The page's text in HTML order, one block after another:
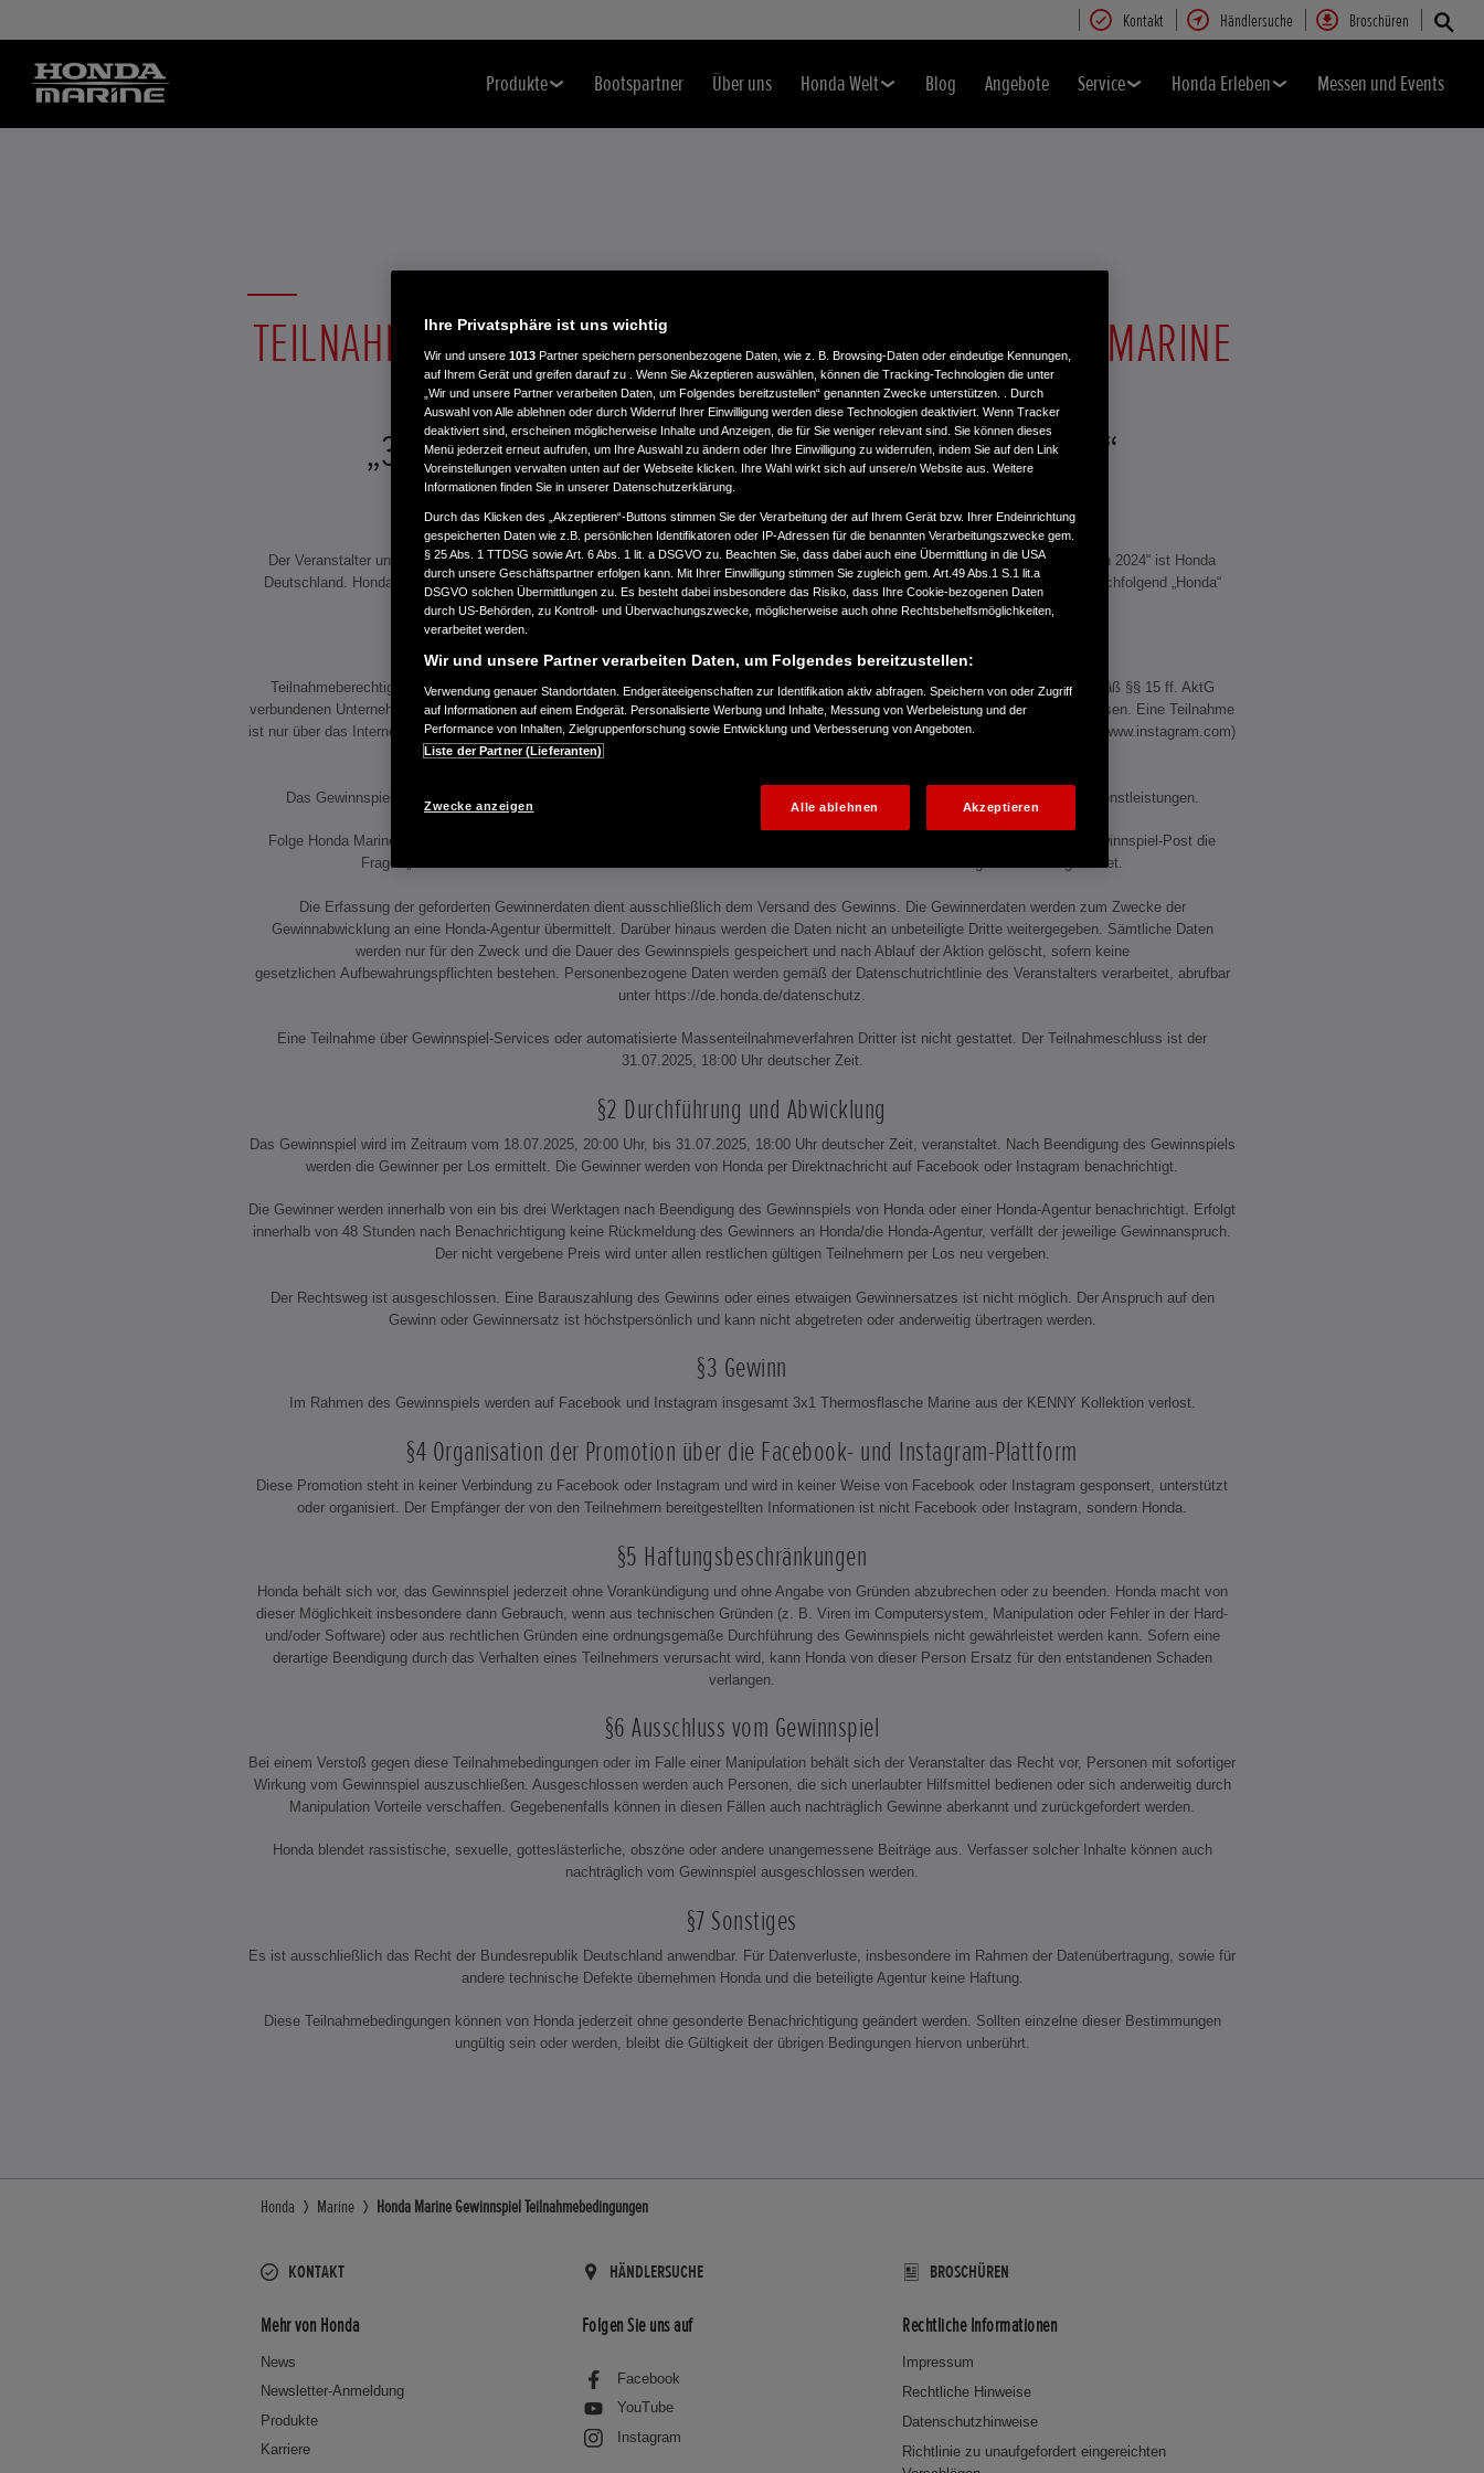
Kontakt Händlersuche Broschüren
Produkte Bootspartner Über uns Honda Welt Blog Angebote Service Honda Erleben Messen und Events
TEILNAHMEBEDINGUNGEN GEWINNSPIEL VON HONDA MARINE
„3x1 Thermosflasche Marine aus der KENNY Kollektion 2024“
Der Veranstalter und Verantwortliche für die Durchführung des Gewinnspiels „3x1 Thermosflasche Marine aus der KENNY Kollektion 2024“ ist Honda
Deutschland. Honda Deutschland (Niederlassung der Honda Motor Europe Ltd.), Hanauer Landstr. 222-224, 60314 Frankfurt, wird nachfolgend „Honda“
genannt. Die Teilnahme und Durchführung richten sich nach den folgenden Bestimmungen:
§1 Teilnahme
Teilnahmeberechtigt sind volljährige, natürliche Personen mit Wohnsitz in Deutschland. Mitarbeiter von Honda, von mit Honda gemäß §§ 15 ff. AktG
verbundenen Unternehmen sowie Mitarbeiter von Sandra Bartel Consulting und deren Angehörige sind von der Teilnahme ausgeschlossen. Eine Teilnahme
ist nur über das Internet möglich und setzt die Registrierung im sozialen Netzwerk „Facebook“ (www.facebook.com) oder „Instagram“ (www.instagram.com)
Das Gewinnspiel ist kostenlos, und die Teilnahme ist unabhängig vom Erwerb von Waren und/oder der Inanspruchnahme von Dienstleistungen.
Folge Honda Marine auf Facebook („Honda Deutschland Marine“) oder Instagram („hondamarinede“) und beantworte unter dem Gewinnspiel-Post die
Frage: „Wie heißt dein Boot?“ Mehrere Nachrichten desselben Teilnehmers werden als eine einzige Teilnahme gewertet.
Die Erfassung der geforderten Gewinnerdaten dient ausschließlich dem Versand des Gewinns. Die Gewinnerdaten werden zum Zwecke der
Gewinnabwicklung an eine Honda-Agentur übermittelt. Darüber hinaus werden die Daten nicht an unbeteiligte Dritte weitergegeben. Sämtliche Daten
werden nur für den Zweck und die Dauer des Gewinnspiels gespeichert und nach Ablauf der Aktion gelöscht, sofern keine
gesetzlichen Aufbewahrungspflichten bestehen. Personenbezogene Daten werden gemäß der Datenschutrichtlinie des Veranstalters verarbeitet, abrufbar
unter https://de.honda.de/datenschutz.
Eine Teilnahme über Gewinnspiel-Services oder automatisierte Massenteilnahmeverfahren Dritter ist nicht gestattet. Der Teilnahmeschluss ist der
31.07.2025, 18:00 Uhr deutscher Zeit.
§2 Durchführung und Abwicklung
Das Gewinnspiel wird im Zeitraum vom 18.07.2025, 20:00 Uhr, bis 31.07.2025, 18:00 Uhr deutscher Zeit, veranstaltet. Nach Beendigung des Gewinnspiels
werden die Gewinner per Los ermittelt. Die Gewinner werden von Honda per Direktnachricht auf Facebook oder Instagram benachrichtigt.
Die Gewinner werden innerhalb von ein bis drei Werktagen nach Beendigung des Gewinnspiels von Honda oder einer Honda-Agentur benachrichtigt. Erfolgt
innerhalb von 48 Stunden nach Benachrichtigung keine Rückmeldung des Gewinners an Honda/die Honda-Agentur, verfällt der jeweilige Gewinnanspruch.
Der nicht vergebene Preis wird unter allen restlichen gültigen Teilnehmern per Los neu vergeben.
Der Rechtsweg ist ausgeschlossen. Eine Barauszahlung des Gewinns oder eines etwaigen Gewinnersatzes ist nicht möglich. Der Anspruch auf den
Gewinn oder Gewinnersatz ist höchstpersönlich und kann nicht abgetreten oder anderweitig übertragen werden.
§3 Gewinn
Im Rahmen des Gewinnspiels werden auf Facebook und Instagram insgesamt 3x1 Thermosflasche Marine aus der KENNY Kollektion verlost.
§4 Organisation der Promotion über die Facebook- und Instagram-Plattform
Diese Promotion steht in keiner Verbindung zu Facebook oder Instagram und wird in keiner Weise von Facebook oder Instagram gesponsert, unterstützt
oder organisiert. Der Empfänger der von den Teilnehmern bereitgestellten Informationen ist nicht Facebook oder Instagram, sondern Honda.
§5 Haftungsbeschränkungen
Honda behält sich vor, das Gewinnspiel jederzeit ohne Vorankündigung und ohne Angabe von Gründen abzubrechen oder zu beenden. Honda macht von
dieser Möglichkeit insbesondere dann Gebrauch, wenn aus technischen Gründen (z. B. Viren im Computersystem, Manipulation oder Fehler in der Hard-
und/oder Software) oder aus rechtlichen Gründen eine ordnungsgemäße Durchführung des Gewinnspiels nicht gewährleistet werden kann. Sofern eine
derartige Beendigung durch das Verhalten eines Teilnehmers verursacht wird, kann Honda von dieser Person Ersatz für den entstandenen Schaden
verlangen.
§6 Ausschluss vom Gewinnspiel
Bei einem Verstoß gegen diese Teilnahmebedingungen oder im Falle einer Manipulation behält sich der Veranstalter das Recht vor, Personen mit sofortiger
Wirkung vom Gewinnspiel auszuschließen. Ausgeschlossen werden auch Personen, die sich unerlaubter Hilfsmittel bedienen oder sich anderweitig durch
Manipulation Vorteile verschaffen. Gegebenenfalls können in diesen Fällen auch nachträglich Gewinne aberkannt und zurückgefordert werden.
Honda blendet rassistische, sexuelle, gotteslästerliche, obszöne oder andere unangemessene Beiträge aus. Verfasser solcher Inhalte können auch
nachträglich vom Gewinnspiel ausgeschlossen werden.
§7 Sonstiges
Es ist ausschließlich das Recht der Bundesrepublik Deutschland anwendbar. Für Datenverluste, insbesondere im Rahmen der Datenübertragung, sowie für
andere technische Defekte übernehmen Honda und die beteiligte Agentur keine Haftung.
Diese Teilnahmebedingungen können von Honda jederzeit ohne gesonderte Benachrichtigung geändert werden. Sollten einzelne dieser Bestimmungen
ungültig sein oder werden, bleibt die Gültigkeit der übrigen Bedingungen hiervon unberührt.
Honda Marine Honda Marine Gewinnspiel Teilnahmebedingungen
KONTAKT HÄNDLERSUCHE BROSCHÜREN
Mehr von Honda
News
Newsletter-Anmeldung
Produkte
Karriere
Folgen Sie uns auf
Facebook
YouTube
Instagram
Rechtliche Informationen
Impressum
Rechtliche Hinweise
Datenschutzhinweise
Richtlinie zu unaufgefordert eingereichten
Ihre Privatsphäre ist uns wichtig
Wir und unsere 1013 Partner speichern personenbezogene Daten, wie z. B. Browsing-Daten oder eindeutige Kennungen,
auf Ihrem Gerät und greifen darauf zu . Wenn Sie Akzeptieren auswählen, können die Tracking-Technologien die unter
„Wir und unsere Partner verarbeiten Daten, um Folgendes bereitzustellen“ genannten Zwecke unterstützen. . Durch
Auswahl von Alle ablehnen oder durch Widerruf Ihrer Einwilligung werden diese Technologien deaktiviert. Wenn Tracker
deaktiviert sind, erscheinen möglicherweise Inhalte und Anzeigen, die für Sie weniger relevant sind. Sie können dieses
Menü jederzeit erneut aufrufen, um Ihre Auswahl zu ändern oder Ihre Einwilligung zu widerrufen, indem Sie auf den Link
Voreinstellungen verwalten unten auf der Webseite klicken. Ihre Wahl wirkt sich auf unsere/n Website aus. Weitere
Informationen finden Sie in unserer Datenschutzerklärung.
Durch das Klicken des „Akzeptieren“-Buttons stimmen Sie der Verarbeitung der auf Ihrem Gerät bzw. Ihrer Endeinrichtung
gespeicherten Daten wie z.B. persönlichen Identifikatoren oder IP-Adressen für die benannten Verarbeitungszwecke gem.
§ 25 Abs. 1 TTDSG sowie Art. 6 Abs. 1 lit. a DSGVO zu. Beachten Sie, dass dabei auch eine Übermittlung in die USA
durch unsere Geschäftspartner erfolgen kann. Mit Ihrer Einwilligung stimmen Sie zugleich gem. Art.49 Abs.1 S.1 lit.a
DSGVO solchen Übermittlungen zu. Es besteht dabei insbesondere das Risiko, dass Ihre Cookie-bezogenen Daten
durch US-Behörden, zu Kontroll- und Überwachungszwecke, möglicherweise auch ohne Rechtsbehelfsmöglichkeiten,
verarbeitet werden.
Wir und unsere Partner verarbeiten Daten, um Folgendes bereitzustellen:
Verwendung genauer Standortdaten. Endgeräteeigenschaften zur Identifikation aktiv abfragen. Speichern von oder Zugriff
auf Informationen auf einem Endgerät. Personalisierte Werbung und Inhalte, Messung von Werbeleistung und der
Performance von Inhalten, Zielgruppenforschung sowie Entwicklung und Verbesserung von Angeboten.
Liste der Partner (Lieferanten)
Zwecke anzeigen Alle ablehnen Akzeptieren